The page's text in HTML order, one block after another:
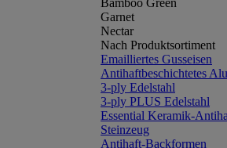
Bamboo Green
Garnet
Nectar
Nach Produktsortiment
Emailliertes Gusseisen
Antihaftbeschichtetes
3-ply Edelstahl
3-ply PLUS Edelstahl
Essential Keramik-
Steinzeug
Antihaft-Backformen